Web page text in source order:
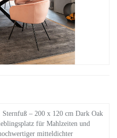
– 200 x 120 cm Dark Oak
für Mahlzeiten und
mitteldichter